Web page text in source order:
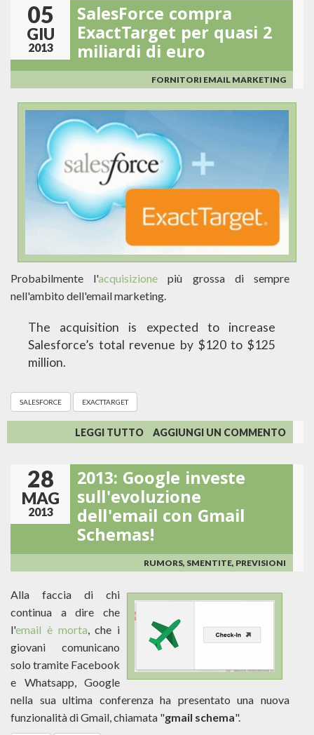
RESPONSYS
05
GIU
2013
SalesForce compra
ExactTarget per quasi 2
miliardi di euro
FORNITORI EMAIL MARKETING
Probabilmente l'acquisizione più grossa di sempre
nell'ambito dell'email marketing.
The acquisition is expected to increase
Salesforce’s total revenue by $120 to $125
million.
SALESFORCE EXACTTARGET
LEGGI TUTTO SU
SALESFORCE
EXACTTARGET
PER
QUASI
2
MILIARDI
DI
EURO
AGGIUNGI UN COMMENTO
28
MAG
2013
2013: Google investe
sull'evoluzione
dell'email con Gmail
Schemas!
RUMORS, SMENTITE, PREVISIONI
Alla faccia di chi
continua a dire che
l'email è morta, che i
giovani comunicano
solo tramite Facebook
e Whatsapp, Google
nella sua ultima conferenza ha presentato una nuova
funzionalità di Gmail, chiamata "gmail schema".